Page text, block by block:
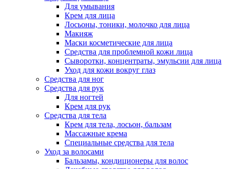
Для умывания
Крем для лица
Лосьоны, тоники, молочко для лица
Макияж
Маски косметические для лица
Средства для проблемной кожи лица
Сыворотки, концентраты, эмульсии для лица
Уход для кожи вокруг глаз
Средства для ног
Средства для рук
Для ногтей
Крем для рук
Средства для тела
Крем для тела, лосьон, бальзам
Массажные крема
Специальные средства для тела
Уход за волосами
Бальзамы, кондиционеры для волос